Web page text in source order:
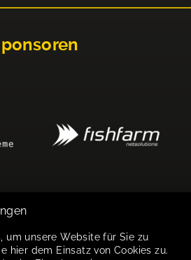
Impressum
um unsere Website für Sie zu
hier dem Einsatz von Cookies zu.